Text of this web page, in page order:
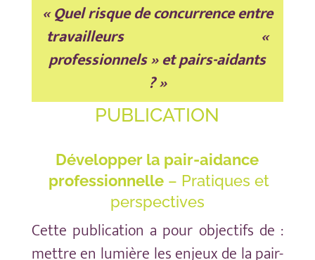
« Quel risque de concurrence entre
travailleurs «
professionnels » et pairs-aidants
? »
PUBLICATION
Développer la pair-aidance
professionnelle – Pratiques et
perspectives
Cette publication a pour objectifs de :
mettre en lumière les enjeux de la pair-